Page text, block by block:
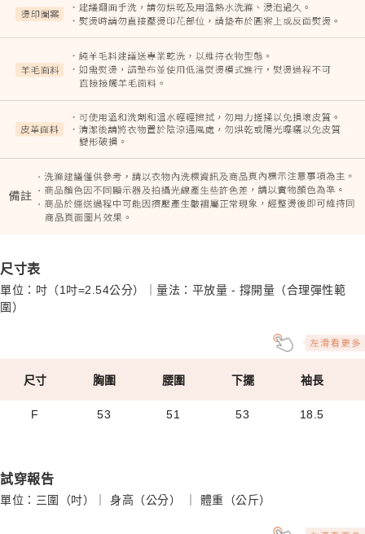
尺寸表
單位：吋（1吋=2.54公分）｜量法：平放量 - 撐開量（合理彈性範
圍）
尺寸 胸圍 腰圍 下擺 袖長
F 53 51 53 18.5
試穿報告
單位：三圍（吋）｜ 身高（公分） ｜ 體重（公斤）